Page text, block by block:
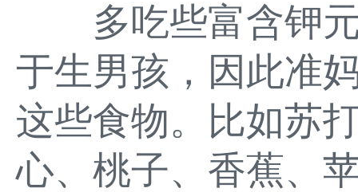
多吃些富含钾元
于生男孩，因此准
这些食物。比如苏
心、桃子、香蕉、